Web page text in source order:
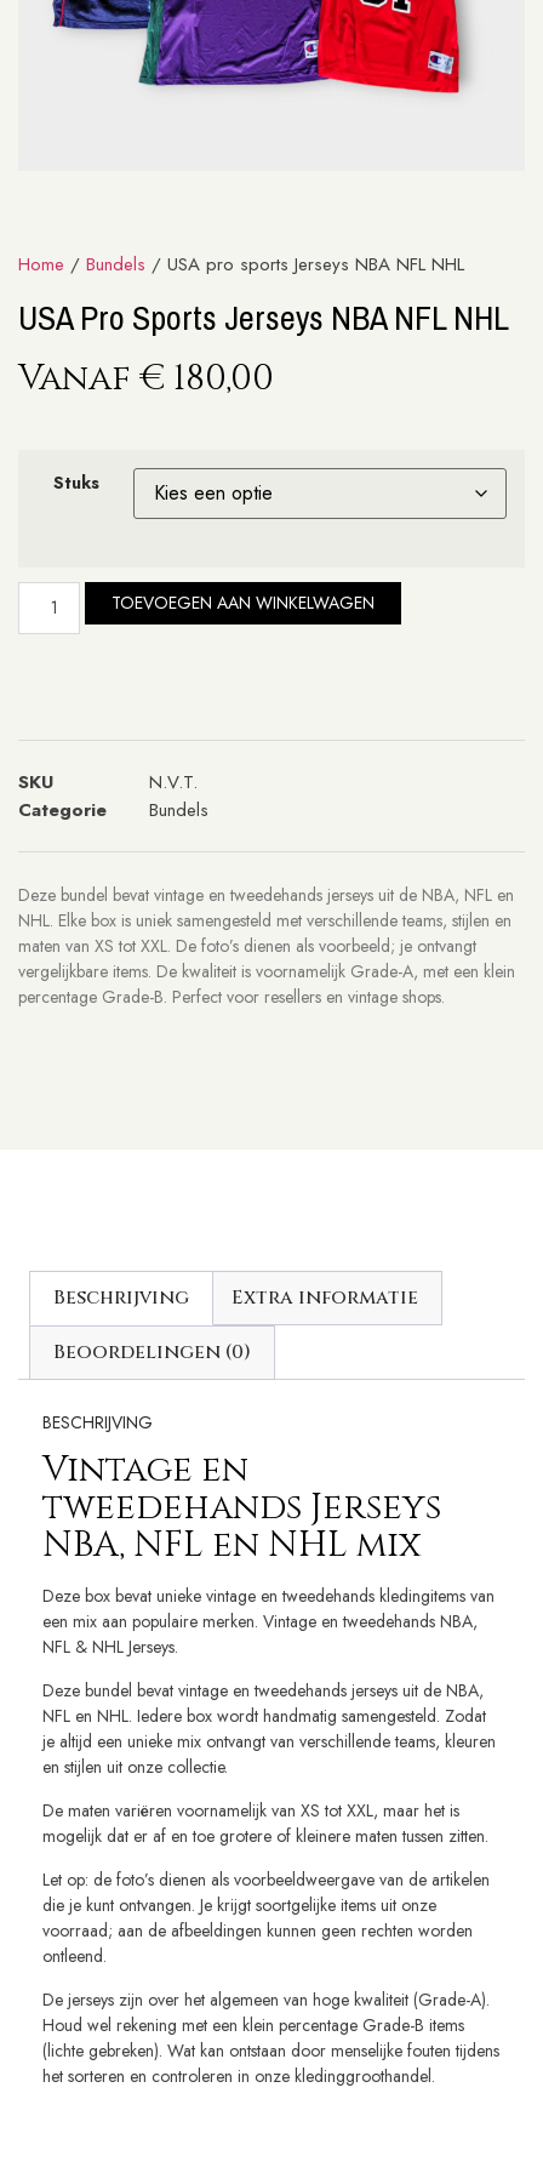
Home / Bundels / USA pro sports Jerseys NBA NFL NHL
USA Pro Sports Jerseys NBA NFL NHL
Vanaf € 180,00
Stuks
TOEVOEGEN AAN WINKELWAGEN
SKU
N.V.T.
Categorie
Bundels
Deze bundel bevat vintage en tweedehands jerseys uit de NBA, NFL en
NHL. Elke box is uniek samengesteld met verschillende teams, stijlen en
maten van XS tot XXL. De foto’s dienen als voorbeeld; je ontvangt
vergelijkbare items. De kwaliteit is voornamelijk Grade-A, met een klein
percentage Grade-B. Perfect voor resellers en vintage shops.
Beschrijving Extra informatie
Beoordelingen (0)
BESCHRIJVING
Vintage en
tweedehands Jerseys
NBA, NFL en NHL mix
Deze box bevat unieke vintage en tweedehands kledingitems van
een mix aan populaire merken. Vintage en tweedehands NBA,
NFL & NHL Jerseys.
Deze bundel bevat vintage en tweedehands jerseys uit de NBA,
NFL en NHL. Iedere box wordt handmatig samengesteld. Zodat
je altijd een unieke mix ontvangt van verschillende teams, kleuren
en stijlen uit onze collectie.
De maten variëren voornamelijk van XS tot XXL, maar het is
mogelijk dat er af en toe grotere of kleinere maten tussen zitten.
Let op: de foto’s dienen als voorbeeldweergave van de artikelen
die je kunt ontvangen. Je krijgt soortgelijke items uit onze
voorraad; aan de afbeeldingen kunnen geen rechten worden
ontleend.
De jerseys zijn over het algemeen van hoge kwaliteit (Grade-A).
Houd wel rekening met een klein percentage Grade-B items
(lichte gebreken). Wat kan ontstaan door menselijke fouten tijdens
het sorteren en controleren in onze kledinggroothandel.